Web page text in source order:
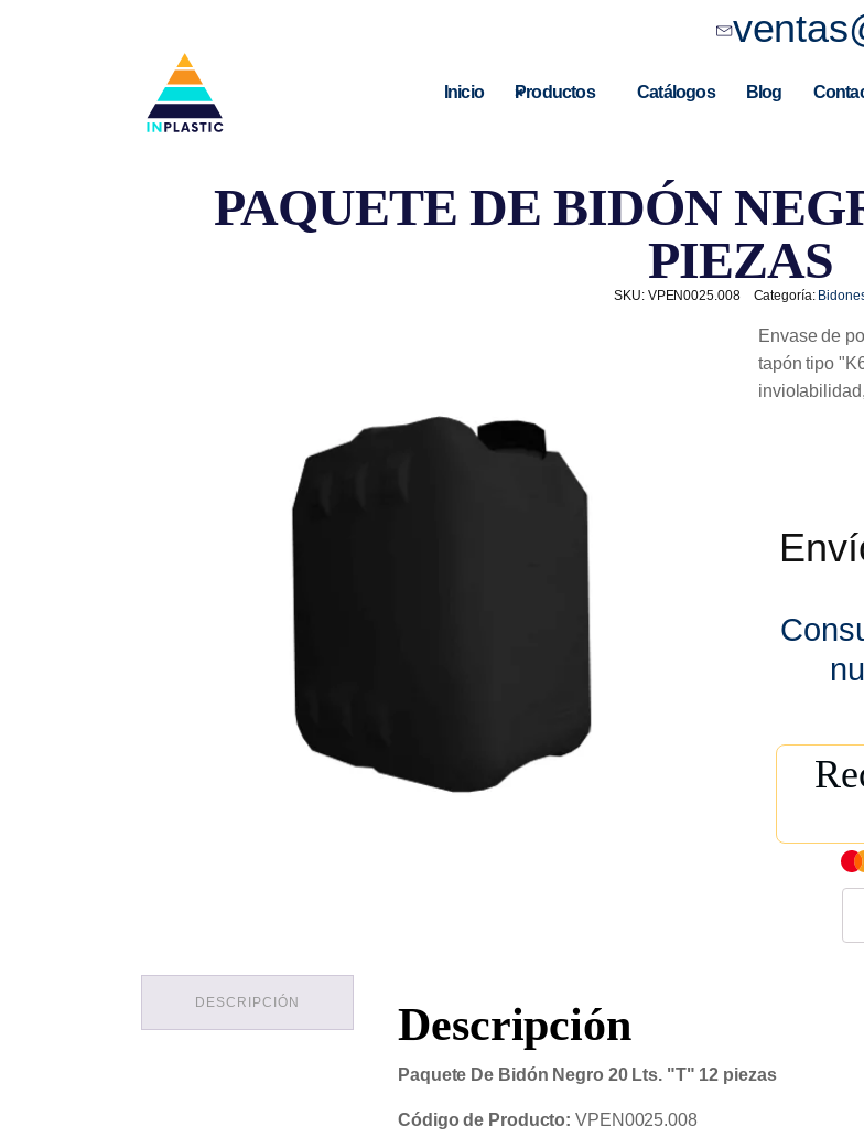
Inicio Productos Catálogos Blog
PAQUETE DE BIDÓN
PIEZAS
SKU: VPEN0025.008 Categoría:
Envase de
tapón tipo
DESCRIPCIÓN Descripción
Paquete De Bidón Negro 20 Lts. "T" 12 piezas
Código de Producto: VPEN0025.008